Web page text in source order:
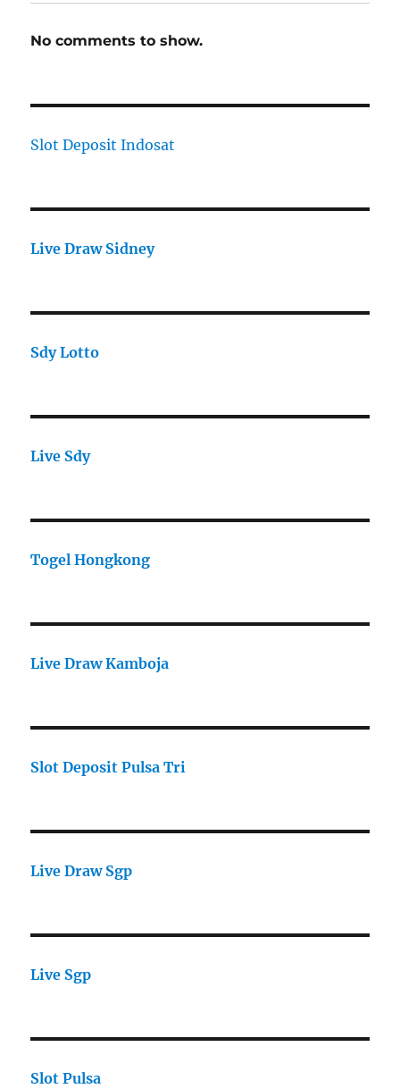
No comments to show.
Slot Deposit Indosat
Live Draw Sidney
Sdy Lotto
Live Sdy
Togel Hongkong
Live Draw Kamboja
Slot Deposit Pulsa Tri
Live Draw Sgp
Live Sgp
Slot Pulsa